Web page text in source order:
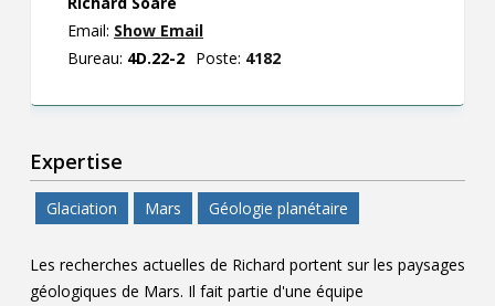
Email: Show Email
Bureau: 4D.22-2 Poste: 4182
Expertise
Glaciation Mars Géologie planétaire
Les recherches actuelles de Richard portent sur les paysages
géologiques de Mars. Il fait partie d'une équipe